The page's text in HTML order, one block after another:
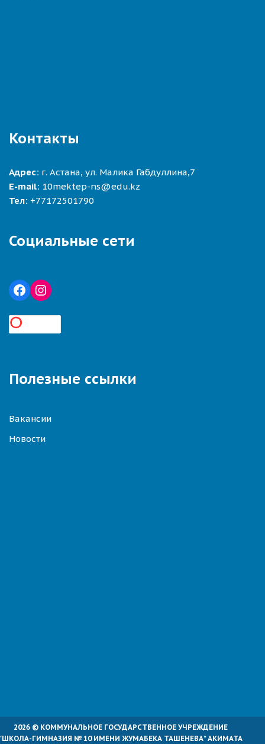
Контакты
Адрес: г. Астана, ул. Малика Габдуллина,7
E-mail: 10mektep-ns@edu.kz
Тел: +77172501790
Социальные сети
Полезные ссылки
Вакансии
Новости
2026 © КОММУНАЛЬНОЕ ГОСУДАРСТВЕННОЕ УЧРЕЖДЕНИЕ
ГИМНАЗИЯ № 10 ИМЕНИ ЖУМАБЕКА ТАШЕНЕВА" АКИМАТА